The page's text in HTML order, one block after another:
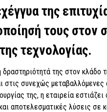
της
τους στον
τεχνολογίας.
δραστηριότητά της στον κλάδο
στις συνεχώς
της, η εταιρεία
αποτελεσματικές λύσεις σε